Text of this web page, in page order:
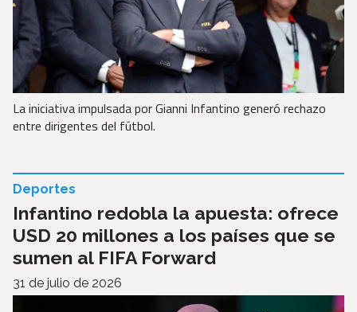
La iniciativa impulsada por Gianni Infantino generó rechazo
entre dirigentes del fútbol.
Infantino redobla la apuesta: ofrece
USD 20 millones a los países que se
sumen al FIFA Forward
Deportes
31 de julio de 2026